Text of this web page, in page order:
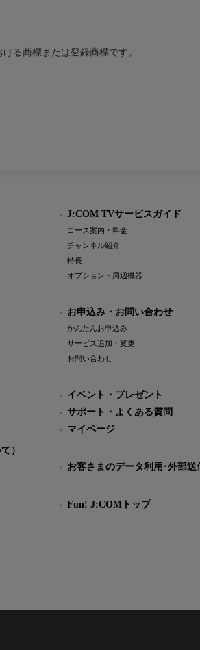
る商標または登録商標です。
）
J:COM TVサービスガイド
コース案内・料金
チャンネル紹介
特長
オプション・周辺機器
お申込み・お問い合わせ
かんたんお申込み
サービス追加・変更
お問い合わせ
イベント・プレゼント
サポート・よくある質問
マイページ
お客さまのデータ利用･外部送
Fun! J:COMトップ